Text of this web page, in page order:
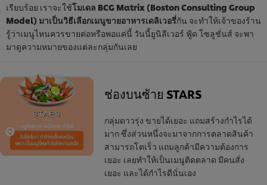
เรียบร้อย เราจะใช้โมเดล BCG Matrix (Boston Consulting Group
Model) มาเป็นวิธีเลือกเมนูขายอาหารเดลิเวอรี่กัน จะทำให้เจ้าของร้าน
รู้ว่าเมนูไหนควรขายต่อหรือพอแค่นี้ วันนี้ยูนิลีเวอร์ ฟู้ด โซลูชั่นส์ จะพา
มาดูความหมายของแต่ละกลุ่มกันเลย
ช่องบนซ้าย STARS
กลุ่มดาวรุ่ง ขายได้เยอะ แถมสร้างกำไรได้
มาก ซึ่งส่วนหนึ่งจะมาจากการตลาดสินค้า
สามารถโตเร็ว แถมลูกค้ามีความต้องการ
เยอะ เลยทำให้เป็นเมนูติดตลาด มีคนสั่ง
เยอะ และได้กำไรดีนั่นเอง